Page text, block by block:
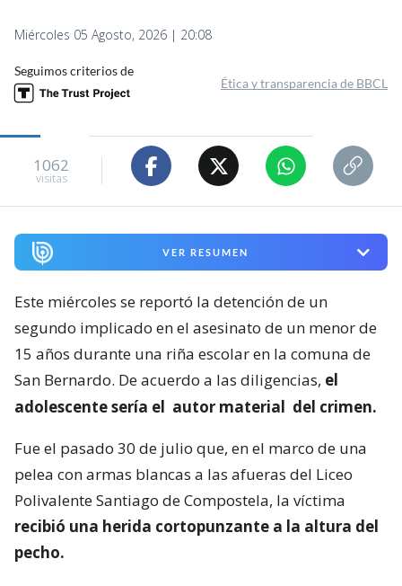
Miércoles 05 Agosto, 2026 | 20:08
Seguimos criterios de
Ética y transparencia de BBCL
1062
visitas
VER RESUMEN
Este miércoles se reportó la detención de un
segundo implicado en el asesinato de un menor de
15 años durante una riña escolar en la comuna de
San Bernardo. De acuerdo a las diligencias, el
adolescente sería el autor material del crimen.
Fue el pasado 30 de julio que, en el marco de una
pelea con armas blancas a las afueras del Liceo
Polivalente Santiago de Compostela, la víctima
recibió una herida cortopunzante a la altura del
pecho.